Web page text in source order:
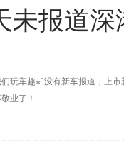
未报道
玩车趣却没有新车报道，上
业了！